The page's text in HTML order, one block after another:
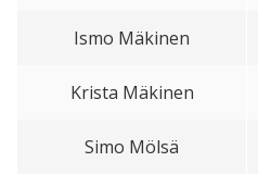
Ismo Mäkinen
Krista Mäkinen
Simo Mölsä